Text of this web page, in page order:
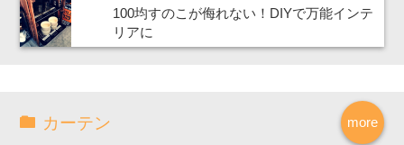
100均すのこが侮れない！DIYで万能インテ
リアに
more
カーテン